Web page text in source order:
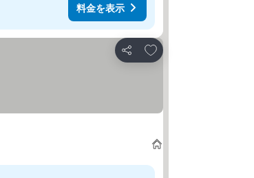
料金を表示
シェア
お気に入りに追加